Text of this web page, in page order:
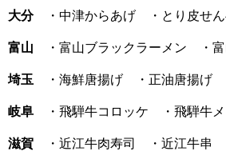
大分・中津からあげ ・とり皮せん
富山 ・富山ブラックラーメン ・
埼玉 ・海鮮唐揚げ ・正油唐揚げ
岐阜 ・飛騨牛コロッケ ・飛騨牛メ
滋賀 ・近江牛肉寿司 ・近江牛串